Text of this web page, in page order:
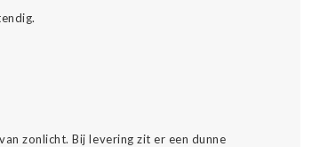
zonlicht. Bij levering zit er een dunne